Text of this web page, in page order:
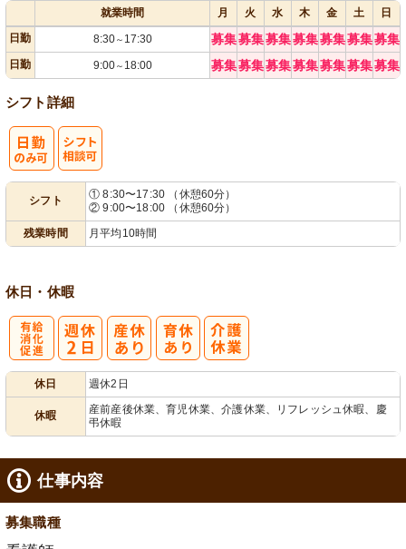
就業時間 月 火 水 木 金 土
日
日勤
8:30～ 17:30 募集募集募集募集募集募集募集
日勤 9:00～ 18:00 募集募集募集募集募集募集募集
シフト詳細
シフト
① 8:30〜17:30 （休憩60分）
② 9:00〜18:00 （休憩60分）
残業時間
月平均10時間
休日・休暇
休日 週休2日
休暇
産前産後休業、育児休業、介護休業、リフレッシュ休暇、慶
弔休暇
仕事内容
募集職種